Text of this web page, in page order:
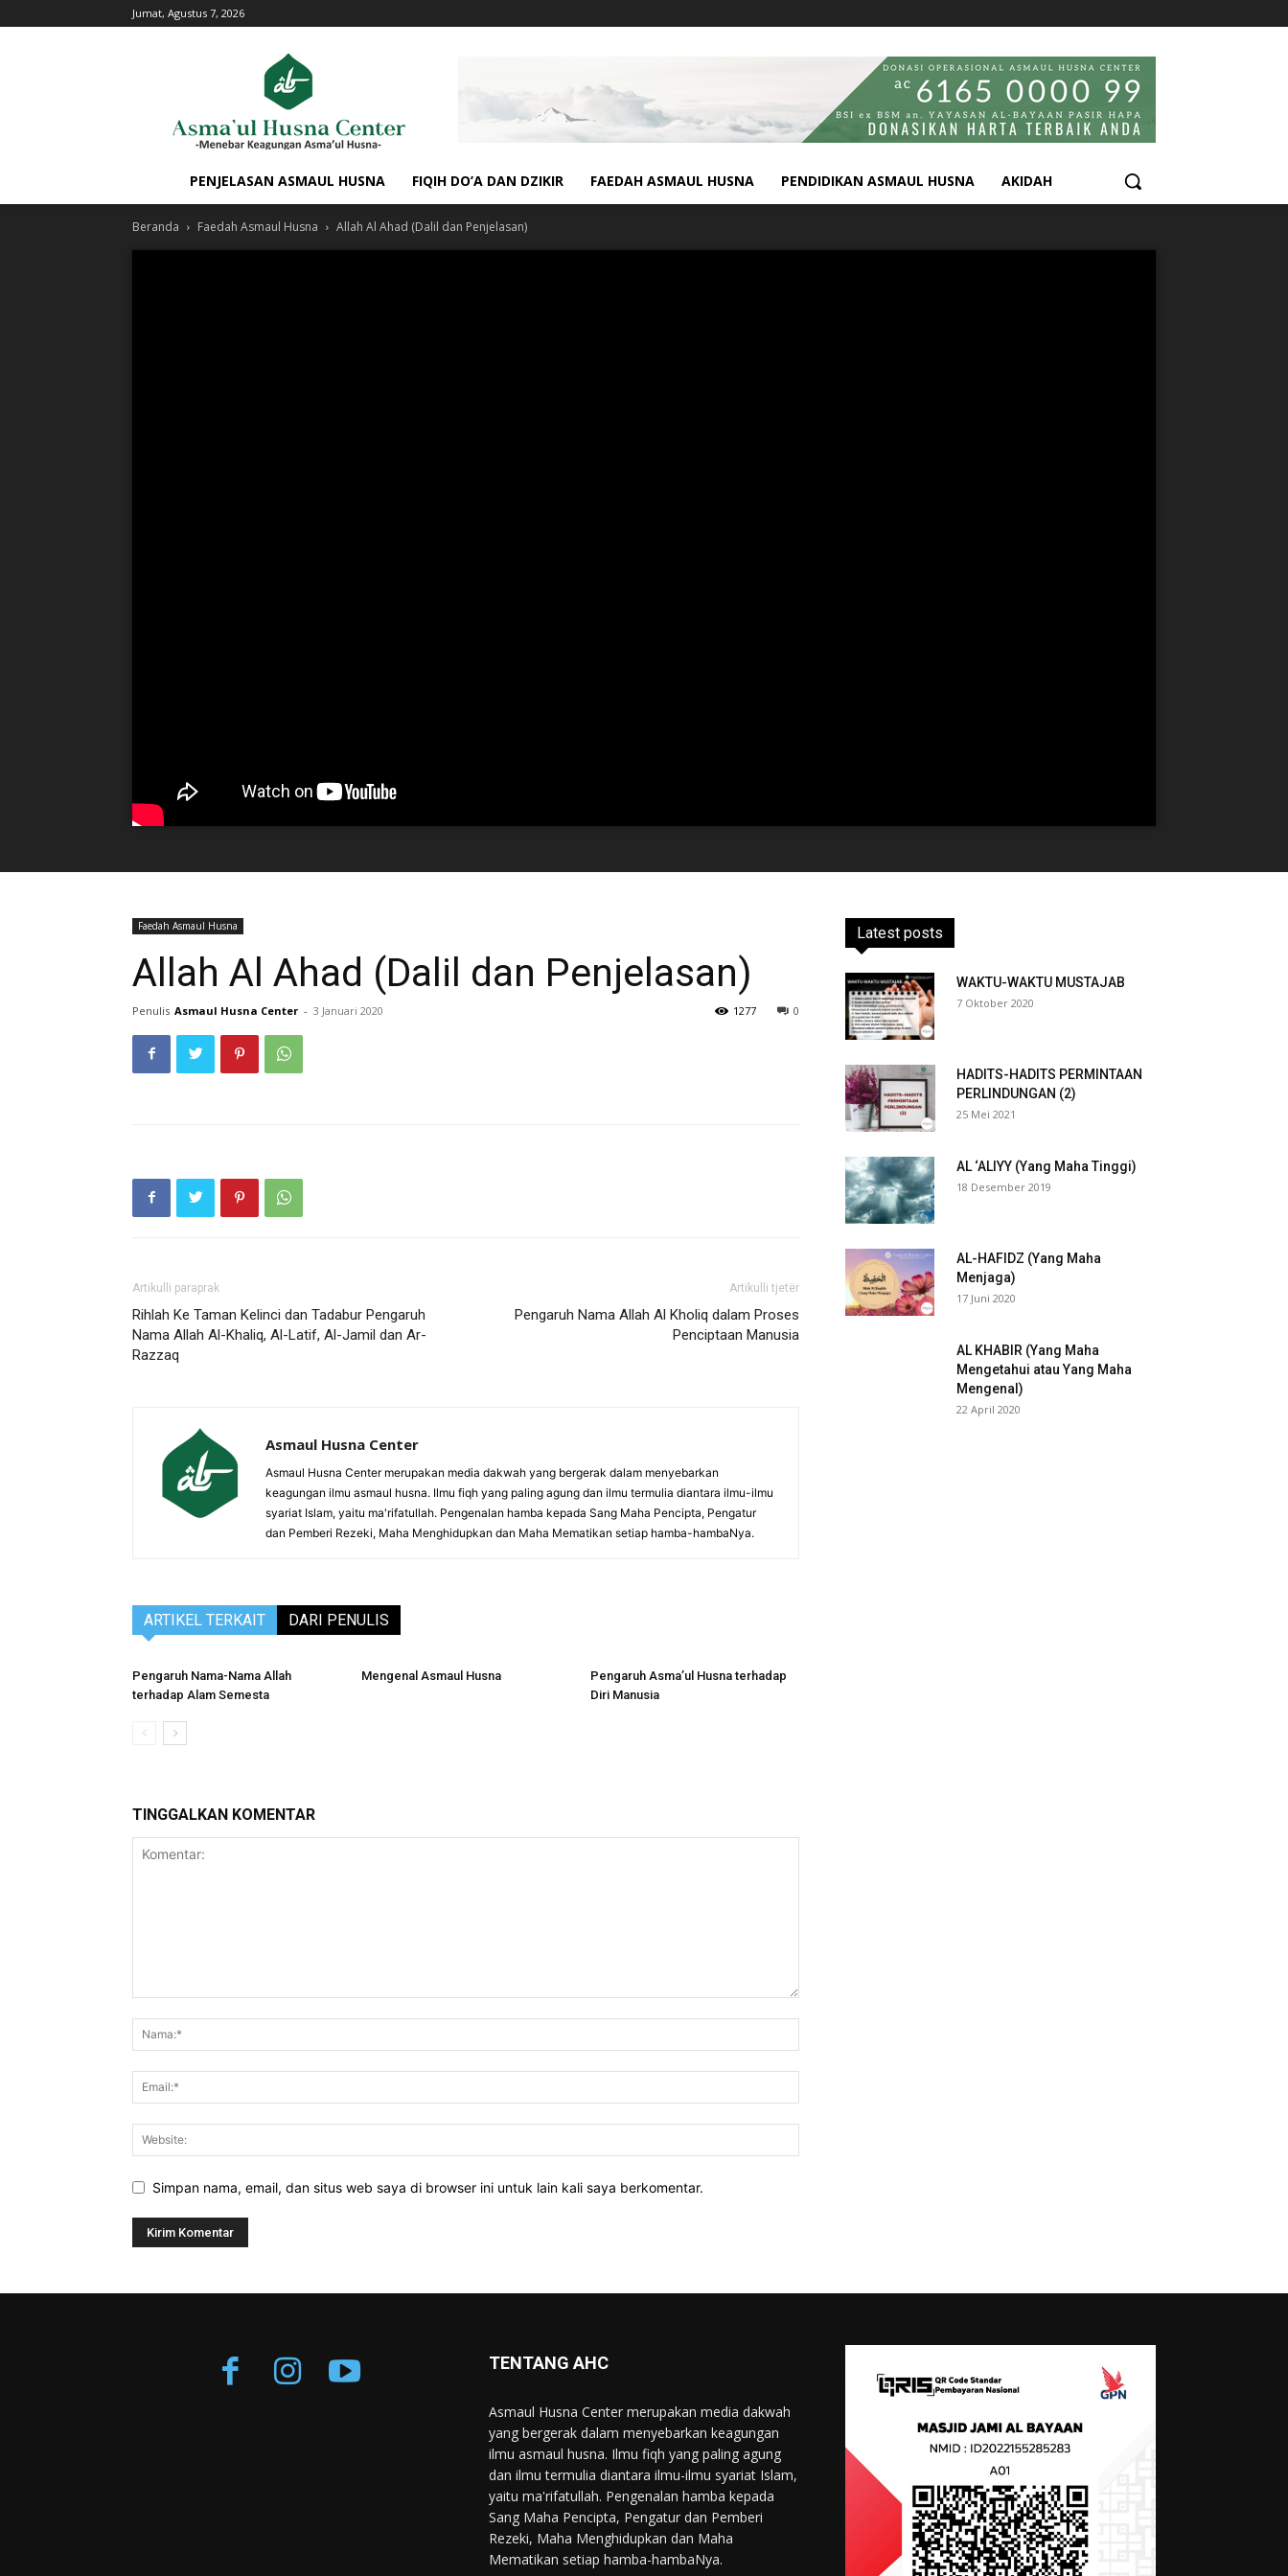
Jumat, Agustus 7, 2026
PENJELASAN ASMAUL HUSNA FIQIH DO’A DAN DZIKIR FAEDAH ASMAUL HUSNA PENDIDIKAN ASMAUL HUSNA AKIDAH
Beranda Faedah Asmaul Husna Allah Al Ahad (Dalil dan Penjelasan)
Faedah Asmaul Husna
Allah Al Ahad (Dalil dan Penjelasan)
Penulis Asmaul Husna Center - 3 Januari 2020 0
1277
Artikulli paraprak
Rihlah Ke Taman Kelinci dan Tadabur Pengaruh
Nama Allah Al-Khaliq, Al-Latif, Al-Jamil dan Ar-
Razzaq
Artikulli tjetër
Pengaruh Nama Allah Al Kholiq dalam Proses
Penciptaan Manusia
Asmaul Husna Center
Asmaul Husna Center merupakan media dakwah yang bergerak dalam menyebarkan
keagungan ilmu asmaul husna. Ilmu fiqh yang paling agung dan ilmu termulia diantara ilmu-ilmu
syariat Islam, yaitu ma'rifatullah. Pengenalan hamba kepada Sang Maha Pencipta, Pengatur
dan Pemberi Rezeki, Maha Menghidupkan dan Maha Mematikan setiap hamba-hambaNya.
ARTIKEL TERKAIT DARI PENULIS
Pengaruh Nama-Nama Allah
terhadap Alam Semesta
Mengenal Asmaul Husna
Pengaruh Asma’ul Husna terhadap
Diri Manusia
TINGGALKAN KOMENTAR
Simpan nama, email, dan situs web saya di browser ini untuk lain kali saya berkomentar.
Latest posts
WAKTU-WAKTU MUSTAJAB
7 Oktober 2020
HADITS-HADITS PERMINTAAN
PERLINDUNGAN (2)
25 Mei 2021
AL ‘ALIYY (Yang Maha Tinggi)
18 Desember 2019
AL-HAFIDZ (Yang Maha
Menjaga)
17 Juni 2020
AL KHABIR (Yang Maha
Mengetahui atau Yang Maha
Mengenal)
22 April 2020
TENTANG AHC
Asmaul Husna Center merupakan media dakwah
yang bergerak dalam menyebarkan keagungan
ilmu asmaul husna. Ilmu fiqh yang paling agung
dan ilmu termulia diantara ilmu-ilmu syariat Islam,
yaitu ma'rifatullah. Pengenalan hamba kepada
Sang Maha Pencipta, Pengatur dan Pemberi
Rezeki, Maha Menghidupkan dan Maha
Mematikan setiap hamba-hambaNya.